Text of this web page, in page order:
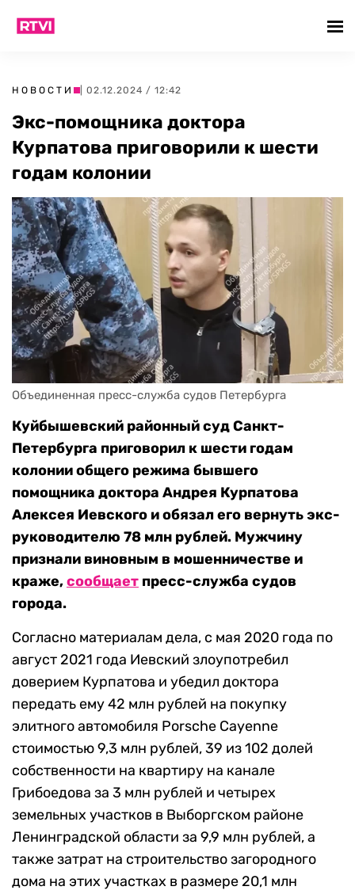
НОВОСТИ | 02.12.2024 / 12:42
Экс-помощника доктора
Курпатова приговорили к шести
годам колонии
Объединенная пресс-служба судов Петербурга
Куйбышевский районный суд Санкт-
Петербурга приговорил к шести годам
колонии общего режима бывшего
помощника доктора Андрея Курпатова
Алексея Иевского и обязал его вернуть экс-
руководителю 78 млн рублей. Мужчину
признали виновным в мошенничестве и
краже,сообщает пресс-служба судов
города.
Согласно материалам дела, с мая 2020 года по
август 2021 года Иевский злоупотребил
доверием Курпатова и убедил доктора
передать ему 42 млн рублей на покупку
элитного автомобиля Porsche Cayenne
стоимостью 9,3 млн рублей, 39 из 102 долей
собственности на квартиру на канале
Грибоедова за 3 млн рублей и четырех
земельных участков в Выборгском районе
Ленинградской области за 9,9 млн рублей, а
также затрат на строительство загородного
дома на этих участках в размере 20,1 млн